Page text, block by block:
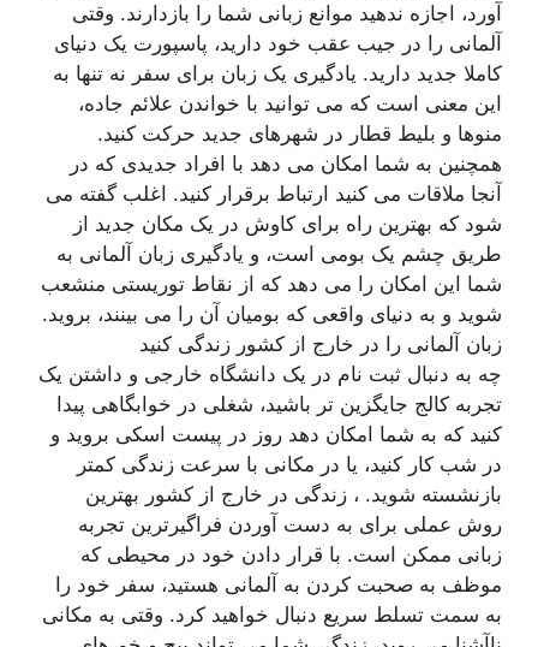
آورد، اجازه ندهید موانع زبانی شما را بازدارند. وقتی
آلمانی را در جیب عقب خود دارید، پاسپورت یک دنیای
کاملا جدید دارید. یادگیری یک زبان برای سفر نه تنها به
این معنی است که می توانید با خواندن علائم جاده،
منوها و بلیط قطار در شهرهای جدید حرکت کنید.
همچنین به شما امکان می دهد با افراد جدیدی که در
آنجا ملاقات می کنید ارتباط برقرار کنید. اغلب گفته می
شود که بهترین راه برای کاوش در یک مکان جدید از
طریق چشم یک بومی است، و یادگیری زبان آلمانی به
شما این امکان را می دهد که از نقاط توریستی منشعب
شوید و به دنیای واقعی که بومیان آن را می بینند، بروید.
زبان آلمانی را در خارج از کشور زندگی کنید
چه به دنبال ثبت نام در یک دانشگاه خارجی و داشتن یک
تجربه کالج جایگزین تر باشید، شغلی در خوابگاهی پیدا
کنید که به شما امکان دهد روز در پیست اسکی بروید و
در شب کار کنید، یا در مکانی با سرعت زندگی کمتر
بازنشسته شوید. ، زندگی در خارج از کشور بهترین
روش عملی برای به دست آوردن فراگیرترین تجربه
زبانی ممکن است. با قرار دادن خود در محیطی که
موظف به صحبت کردن به آلمانی هستید، سفر خود را
به سمت تسلط سریع دنبال خواهید کرد. وقتی به مکانی